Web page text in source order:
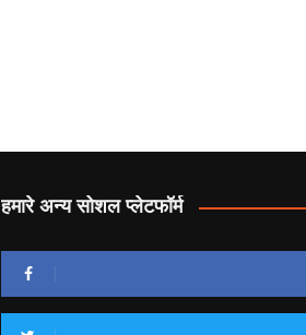
हमारे अन्य सोशल प्लेटफॉर्म